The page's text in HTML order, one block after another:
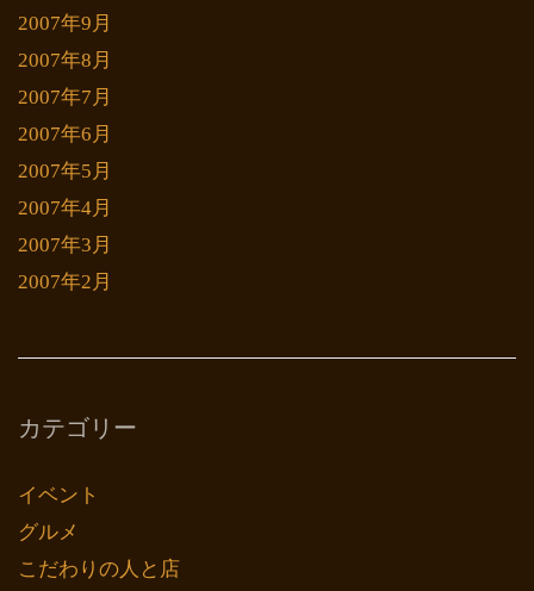
2007年9月
2007年8月
2007年7月
2007年6月
2007年5月
2007年4月
2007年3月
2007年2月
カテゴリー
イベント
グルメ
こだわりの人と店